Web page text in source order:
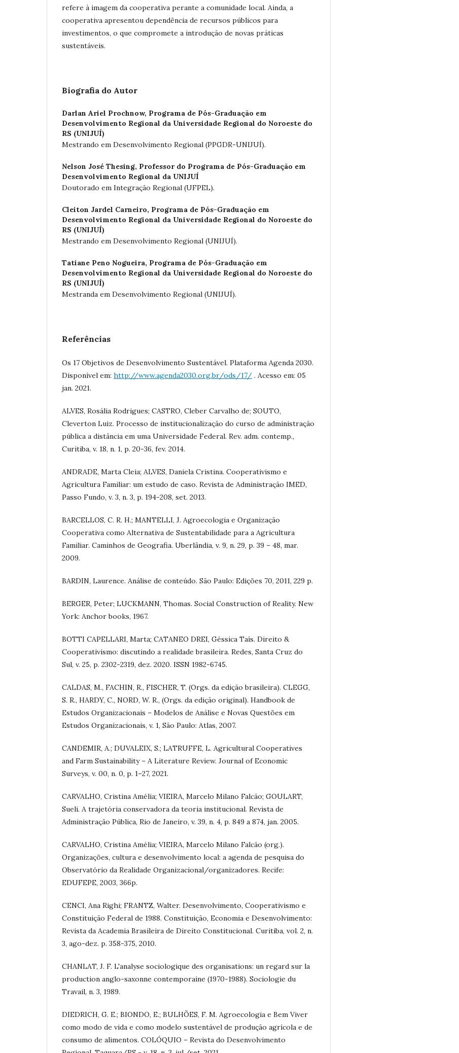
refere à imagem da cooperativa perante a comunidade local. Ainda, a
cooperativa apresentou dependência de recursos públicos para
investimentos, o que compromete a introdução de novas práticas
sustentáveis.
Biografia do Autor
Darlan Ariel Prochnow, Programa de Pós-Graduação em
Desenvolvimento Regional da Universidade Regional do Noroeste do
RS (UNIJUÍ)
Mestrando em Desenvolvimento Regional (PPGDR-UNIJUÍ).
Nelson José Thesing, Professor do Programa de Pós-Graduação em
Desenvolvimento Regional da UNIJUÍ
Doutorado em Integração Regional (UFPEL).
Cleiton Jardel Carneiro, Programa de Pós-Graduação em
Desenvolvimento Regional da Universidade Regional do Noroeste do
RS (UNIJUÍ)
Mestrando em Desenvolvimento Regional (UNIJUÍ).
Tatiane Peno Nogueira, Programa de Pós-Graduação em
Desenvolvimento Regional da Universidade Regional do Noroeste do
RS (UNIJUÍ)
Mestranda em Desenvolvimento Regional (UNIJUÍ).
Referências
Os 17 Objetivos de Desenvolvimento Sustentável. Plataforma Agenda 2030.
Disponível em: http://www.agenda2030.org.br/ods/17/ . Acesso em: 05
jan. 2021.
ALVES, Rosália Rodrigues; CASTRO, Cleber Carvalho de; SOUTO,
Cleverton Luiz. Processo de institucionalização do curso de administração
pública a distância em uma Universidade Federal. Rev. adm. contemp.,
Curitiba, v. 18, n. 1, p. 20-36, fev. 2014.
ANDRADE, Marta Cleia; ALVES, Daniela Cristina. Cooperativismo e
Agricultura Familiar: um estudo de caso. Revista de Administração IMED,
Passo Fundo, v. 3, n. 3, p. 194-208, set. 2013.
BARCELLOS, C. R. H.; MANTELLI, J. Agroecologia e Organização
Cooperativa como Alternativa de Sustentabilidade para a Agricultura
Familiar. Caminhos de Geografia. Uberlândia, v. 9, n. 29, p. 39 – 48, mar.
2009.
BARDIN, Laurence. Análise de conteúdo. São Paulo: Edições 70, 2011, 229 p.
BERGER, Peter; LUCKMANN, Thomas. Social Construction of Reality. New
York: Anchor books, 1967.
BOTTI CAPELLARI, Marta; CATANEO DREI, Géssica Taís. Direito &
Cooperativismo: discutindo a realidade brasileira. Redes, Santa Cruz do
Sul, v. 25, p. 2302-2319, dez. 2020. ISSN 1982-6745.
CALDAS, M., FACHIN, R., FISCHER, T. (Orgs. da edição brasileira). CLEGG,
S. R., HARDY, C., NORD, W. R., (Orgs. da edição original). Handbook de
Estudos Organizacionais – Modelos de Análise e Novas Questões em
Estudos Organizacionais, v. 1, São Paulo: Atlas, 2007.
CANDEMIR, A.; DUVALEIX, S.; LATRUFFE, L. Agricultural Cooperatives
and Farm Sustainability – A Literature Review. Journal of Economic
Surveys, v. 00, n. 0, p. 1–27, 2021.
CARVALHO, Cristina Amélia; VIEIRA, Marcelo Milano Falcão; GOULART,
Sueli. A trajetória conservadora da teoria institucional. Revista de
Administração Pública, Rio de Janeiro, v. 39, n. 4, p. 849 a 874, jan. 2005.
CARVALHO, Cristina Amélia; VIEIRA, Marcelo Milano Falcão (org.).
Organizações, cultura e desenvolvimento local: a agenda de pesquisa do
Observatório da Realidade Organizacional/organizadores. Recife:
EDUFEPE, 2003, 366p.
CENCI, Ana Righi; FRANTZ, Walter. Desenvolvimento, Cooperativismo e
Constituição Federal de 1988. Constituição, Economia e Desenvolvimento:
Revista da Academia Brasileira de Direito Constitucional. Curitiba, vol. 2, n.
3, ago-dez. p. 358-375, 2010.
CHANLAT, J. F. L'analyse sociologique des organisations: un regard sur la
production anglo-saxonne contemporaine (1970-1988). Sociologie du
Travail, n. 3, 1989.
DIEDRICH, G. E.; BIONDO, E.; BULHÕES, F. M. Agroecologia e Bem Viver
como modo de vida e como modelo sustentável de produção agrícola e de
consumo de alimentos. COLÓQUIO – Revista do Desenvolvimento